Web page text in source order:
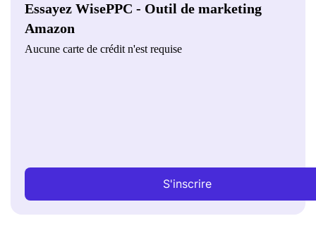
Essayez WisePPC - Outil de marketing
Amazon
Aucune carte de crédit n'est requise
S'inscrire